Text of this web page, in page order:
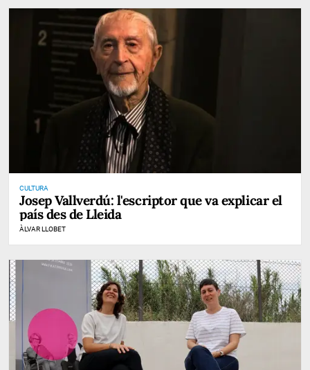
CULTURA
Josep Vallverdú: l'escriptor que va explicar el
país des de Lleida
ÀLVAR LLOBET